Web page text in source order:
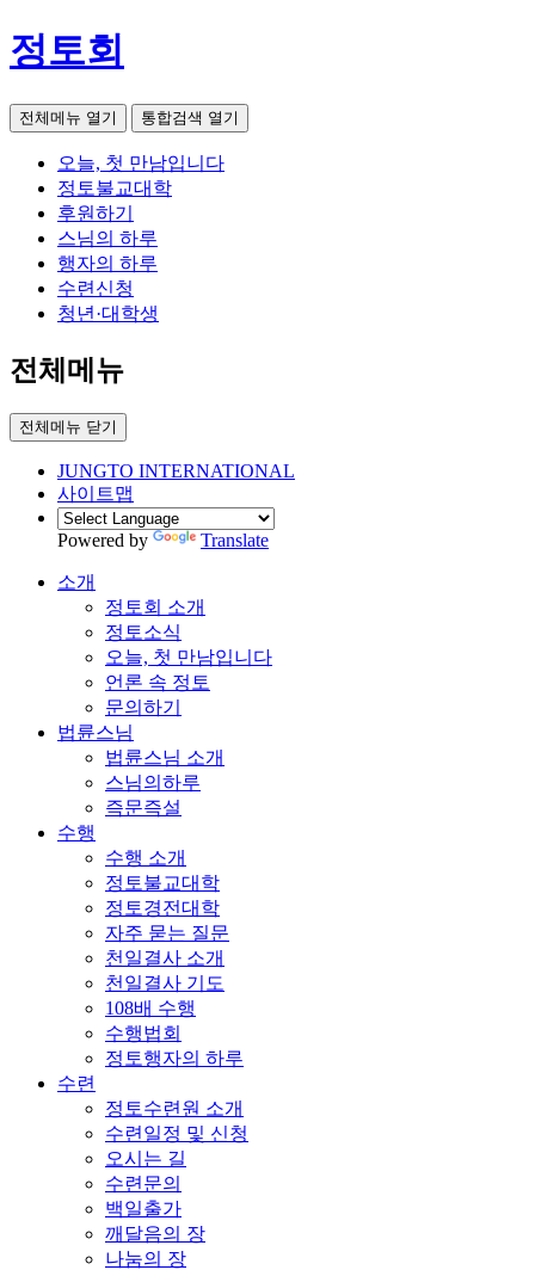
정토회
전체메뉴 열기 통합검색 열기
오늘, 첫 만남입니다
정토불교대학
후원하기
스님의 하루
행자의 하루
수련신청
청년·대학생
전체메뉴
전체메뉴 닫기
JUNGTO INTERNATIONAL
사이트맵
Powered by Translate
소개
정토회 소개
정토소식
오늘, 첫 만남입니다
언론 속 정토
문의하기
법륜스님
법륜스님 소개
스님의하루
즉문즉설
수행
수행 소개
정토불교대학
정토경전대학
자주 묻는 질문
천일결사 소개
천일결사 기도
108배 수행
수행법회
정토행자의 하루
수련
정토수련원 소개
수련일정 및 신청
오시는 길
수련문의
백일출가
깨달음의 장
나눔의 장